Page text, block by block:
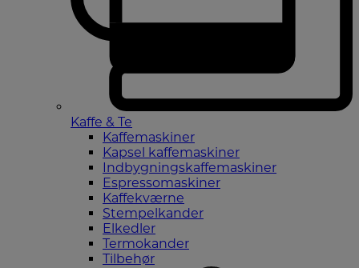
Kaffe & Te
Kaffemaskiner
Kapsel kaffemaskiner
Indbygningskaffemaskiner
Espressomaskiner
Kaffekværne
Stempelkander
Elkedler
Termokander
Tilbehør